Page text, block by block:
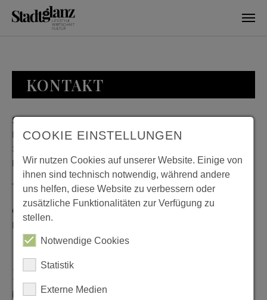
KONTAKT
Stadtglanz / mediaworld GmbH
Bankplatz 8
38100 Braunschweig
Deutschland
Telefon: 0531 482010-20
Geschäftszeiten: Montag bis Donnerstag 08:00 bis 18:00;
Freitag 08:00 bis 15:00
Redaktionelle Anfragen
info@stadtglanz.de
COOKIE EINSTELLUNGEN
Wir nutzen Cookies auf unserer Website. Einige von
ihnen sind technisch notwendig, während andere
uns helfen, diese Website zu verbessern oder
zusätzliche Funktionalitäten zur Verfügung zu
stellen.
Notwendige Cookies
Statistik
Externe Medien